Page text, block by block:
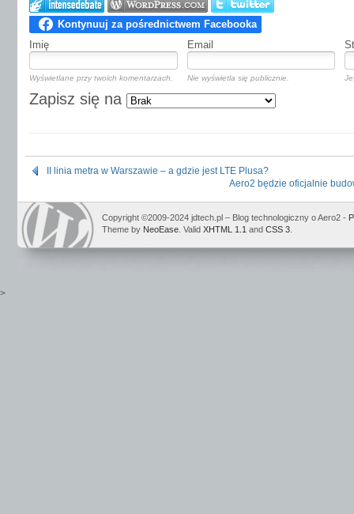
Imię Email
Wyświetlane przy twoich komentarzach. Nie wyświetla się publicznie.
Zapisz się na
II linia metra w Warszawie – a gdzie jest LTE Plusa?
Aero2 będzie oficjalnie
Copyright ©2009-2024 jdtech.pl – Blog technologiczny o Aero2 -
Theme by NeoEase . Valid XHTML 1.1 and CSS 3
>